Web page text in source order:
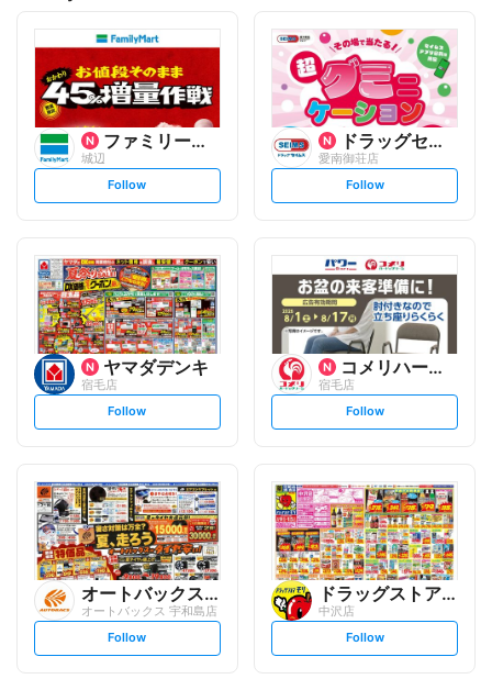
ファミリーマート
城辺
s
t
l
o
w
Follow
ドラッグセイムス
愛南御荘店
s
t
l
o
w
Follow
ヤマダデンキ
宿毛店
s
t
l
o
w
Follow
コメリハード&グリーン
宿毛店
s
t
l
o
w
Follow
オートバックスグループ
オートバックス 宇和島店
s
t
Follow
ドラッグストアモリ
中沢店
s
t
Follow